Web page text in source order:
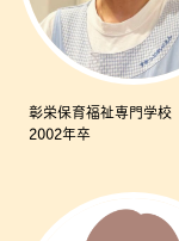
彰栄保育福祉専門学校
2002年卒